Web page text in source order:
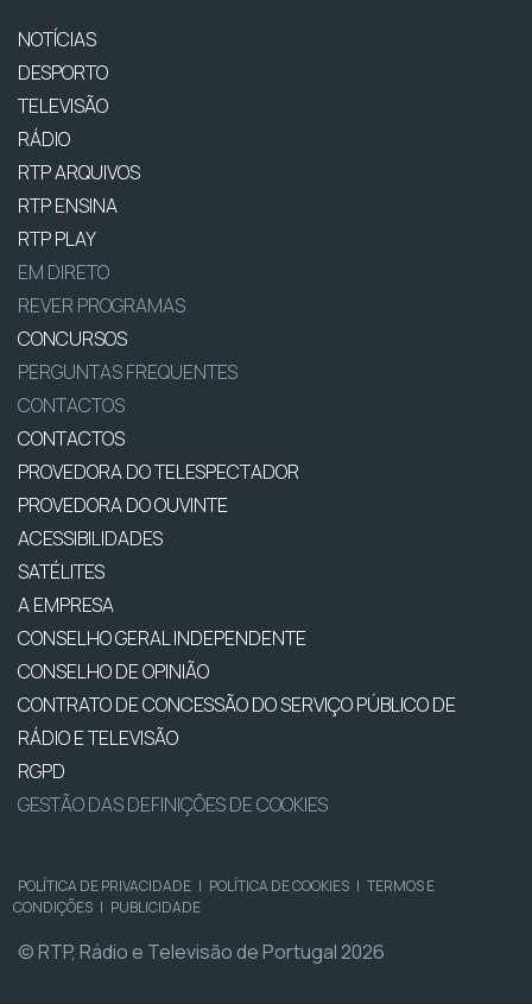
NOTÍCIAS
DESPORTO
TELEVISÃO
RÁDIO
RTP ARQUIVOS
RTP ENSINA
RTP PLAY
EM DIRETO
REVER PROGRAMAS
CONCURSOS
PERGUNTAS FREQUENTES
CONTACTOS
CONTACTOS
PROVEDORA DO TELESPECTADOR
PROVEDORA DO OUVINTE
ACESSIBILIDADES
SATÉLITES
A EMPRESA
CONSELHO GERAL INDEPENDENTE
CONSELHO DE OPINIÃO
CONTRATO DE CONCESSÃO DO SERVIÇO PÚBLICO DE
RÁDIO E TELEVISÃO
RGPD
GESTÃO DAS DEFINIÇÕES DE COOKIES
POLÍTICA DE PRIVACIDADE | POLÍTICA DE COOKIES | TERMOS E
CONDIÇÕES | PUBLICIDADE
© RTP, Rádio e Televisão de Portugal 2026